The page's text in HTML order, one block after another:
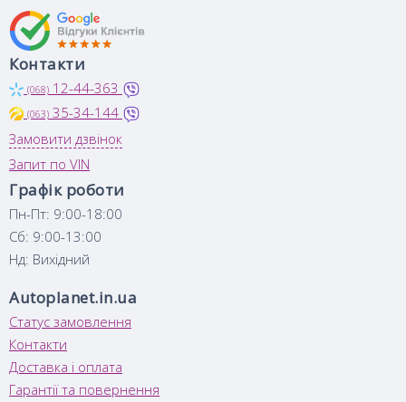
Контакти
(068) 12-44-363
(063) 35-34-144
Замовити дзвінок
Запит по VIN
Графік роботи
Пн-Пт: 9:00-18:00
Сб: 9:00-13:00
Нд: Вихідний
Autoplanet.in.ua
Статус замовлення
Контакти
Доставка і оплата
Гарантії та повернення